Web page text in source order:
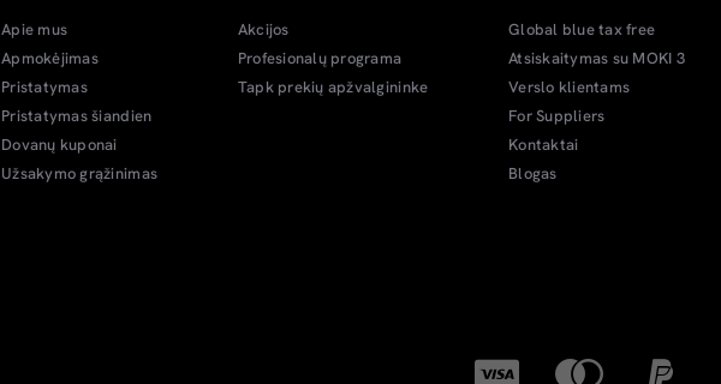
Apie mus
Apmokėjimas
Pristatymas
Pristatymas šiandien
Dovanų kuponai
Užsakymo grąžinimas
Akcijos
Profesionalų programa
Tapk prekių apžvalgininke
Global blue tax free
Atsiskaitymas su MOKI 3
Verslo klientams
For Suppliers
Kontaktai
Blogas